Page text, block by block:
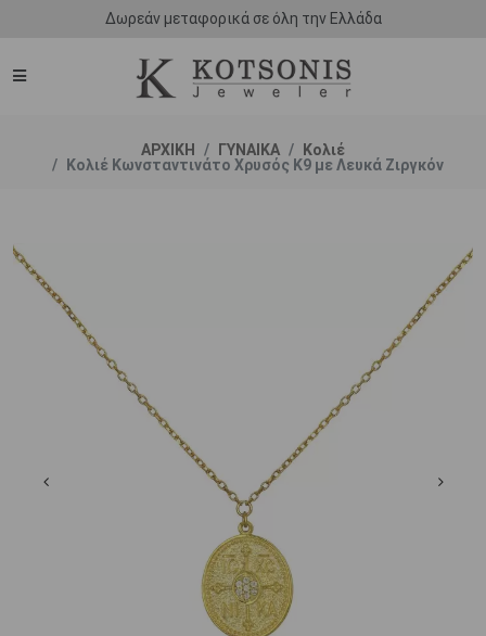
Δωρεάν μεταφορικά σε όλη την Ελλάδα
ΑΡΧΙΚΗ ΓΥΝΑΙΚΑ
Κολιέ
Κολιέ Κωνσταντινάτο Χρυσός Κ9 με Λευκά Ζιργκόν